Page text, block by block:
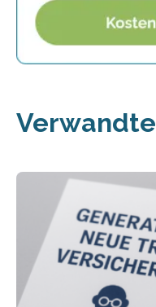
Verwandte